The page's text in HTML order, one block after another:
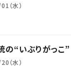
（水）
の“いぶりがっ
（水）